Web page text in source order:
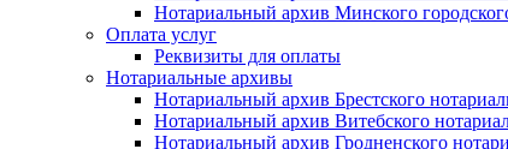
Нотариальный архив Минского
Оплата услуг
Реквизиты для оплаты
Нотариальные архивы
Нотариальный архив Брестского
Нотариальный архив Витебского
Нотариальный архив Гродненского